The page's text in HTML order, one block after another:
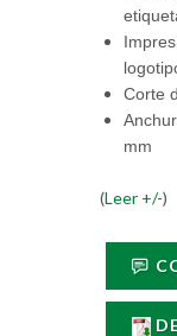
Corte
mm
(Leer +/-)